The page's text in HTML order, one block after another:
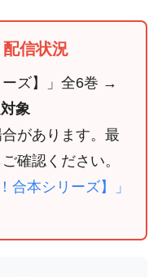
配信状況
ーズ】」全6巻 →
象
があります。最
確認ください。
合本シリーズ】」